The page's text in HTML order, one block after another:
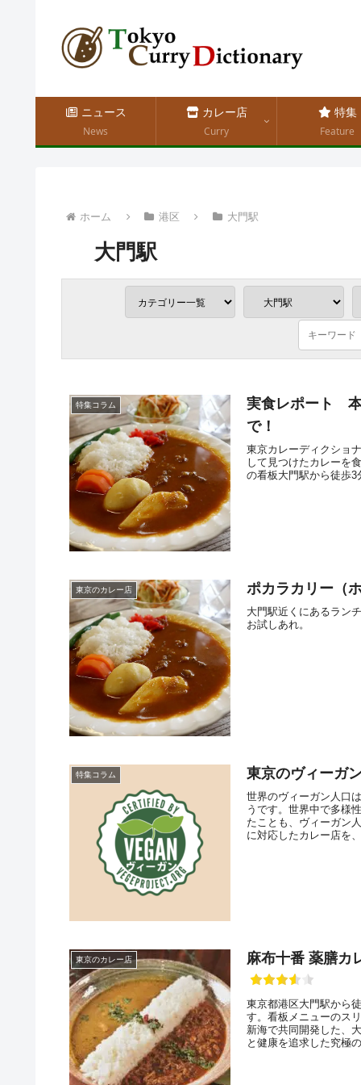
ニュース
News
カレー店
Curry
特集
Feature
ホーム 港区 大門駅
大門駅
特集コラム
実食レポート 本
で！
東京カレーディクショ
して見つけたカレーを
の看板大門駅から徒歩
東京のカレー店 ポカラカリー（
大門駅近くにあるラン
お試しあれ。
特集コラム 東京のヴィーガ
世界のヴィーガン人口
うです。世界中で多様
たことも、ヴィーガン
に対応したカレー店を
東京のカレー店 麻布十番 薬膳カ
東京都港区大門駅から
す。看板メニューのス
新海で共同開発した、
と健康を追求した究極